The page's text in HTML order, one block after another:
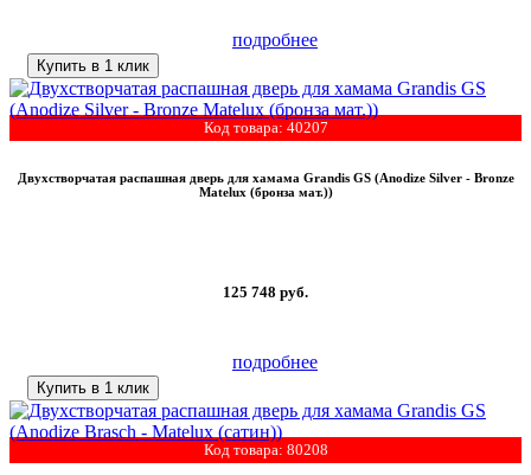
подробнее
Купить в 1 клик
Код товара: 40207
Двухстворчатая распашная дверь для хамама Grandis GS (Anodize Silver - Bronze
Matelux (бронза мат.))
125 748 руб.
подробнее
Купить в 1 клик
Код товара: 80208